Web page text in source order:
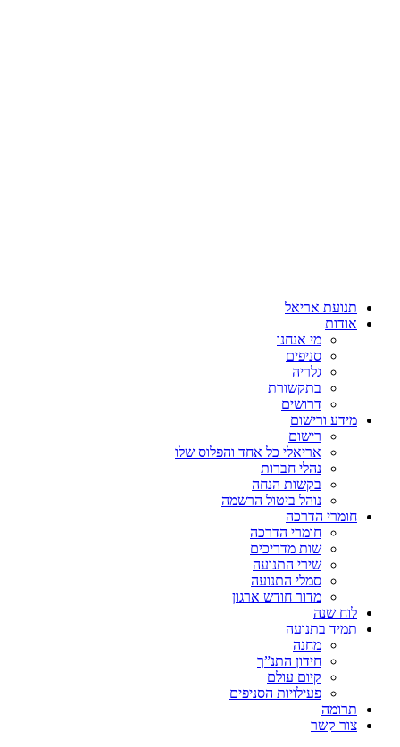
תנועת אריאל
אודות
מי אנחנו
סניפים
גלריה
בתקשורת
דרושים
מידע ורישום
רישום
אריאלי כל אחד והפלוס שלו
נהלי חברות
בקשות הנחה
נוהל ביטול הרשמה
חומרי הדרכה
חומרי הדרכה
שות מדריכים
שירי התנועה
סמלי התנועה
מדור חודש ארגון
לוח שנה
תמיד בתנועה
מחנה
חידון התנ”ך
קיום עולם
פעילויות הסניפים
תרומה
צור קשר